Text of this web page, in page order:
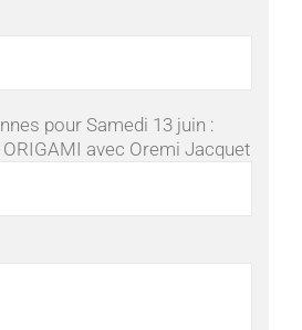
pour Samedi 13 juin :
avec Oremi Jacquet